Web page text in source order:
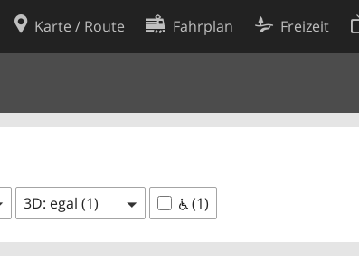
Karte / Route Fahrplan Freizeit
3D: egal (1) (1)
Cookie-Einstellungen